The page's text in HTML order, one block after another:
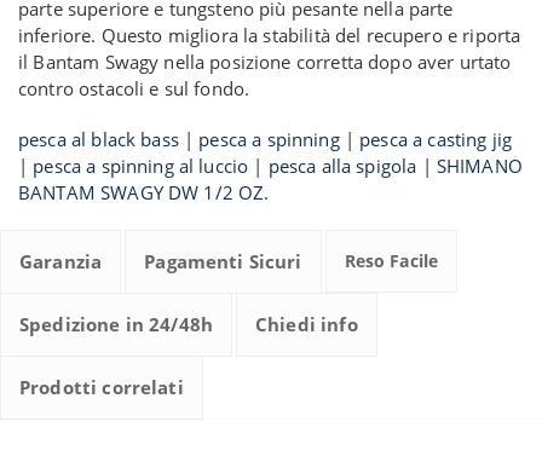
parte superiore e tungsteno più pesante nella parte
inferiore. Questo migliora la stabilità del recupero e riporta
il Bantam Swagy nella posizione corretta dopo aver urtato
contro ostacoli e sul fondo.
pesca al black bass| pesca a spinning| pesca a casting jig
| pesca a spinning al luccio | pesca alla spigola | SHIMANO
BANTAM SWAGY DW 1/2 OZ.
Garanzia Pagamenti Sicuri Reso Facile
Spedizione in 24/48h Chiedi info
Prodotti correlati